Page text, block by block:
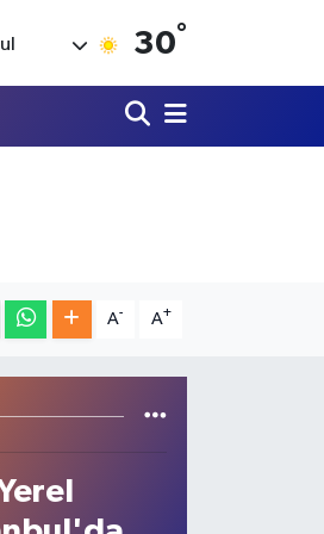
30°
A- A+